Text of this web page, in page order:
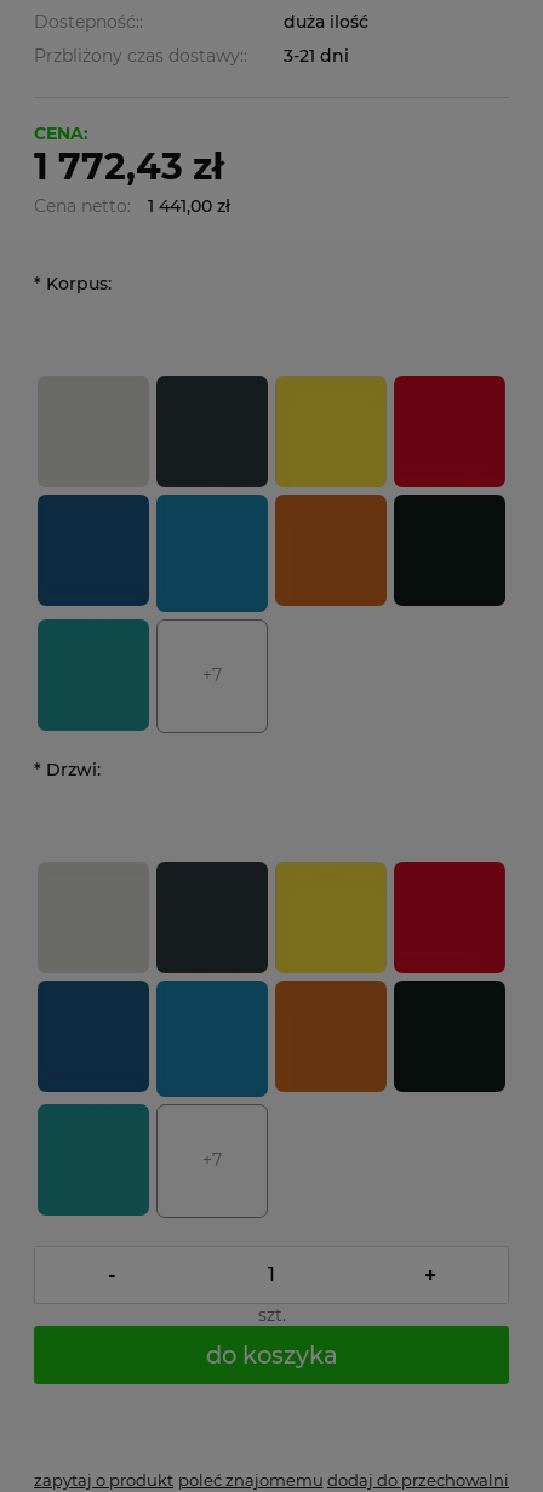
Dostepność::
duża ilość
Przbliżony czas dostawy::
3-21 dni
CENA:
1 772,43 zł
Cena netto: 1 441,00 zł
* Korpus:
+7
* Drzwi:
+7
- +
szt.
do koszyka
zapytaj o produkt poleć znajomemu dodaj do przechowalni